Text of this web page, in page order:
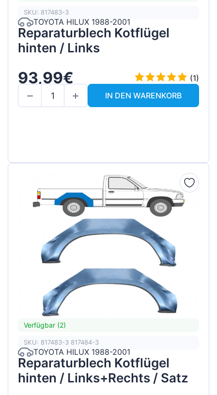
SKU: 817483-3
TOYOTA HILUX 1988-2001
Reparaturblech Kotflügel
hinten / Links
93,99€
(1)
IN DEN WARENKORB
Verfügbar (2)
SKU: 817483-3 817484-3
TOYOTA HILUX 1988-2001
Reparaturblech Kotflügel
hinten / Links+Rechts / Satz